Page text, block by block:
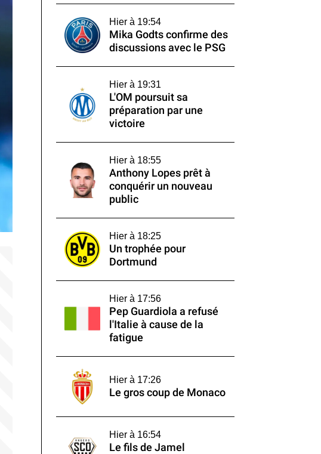
Hier à 19:54
Mika Godts confirme des
discussions avec le PSG
Hier à 19:31
L'OM poursuit sa
préparation par une
victoire
Hier à 18:55
Anthony Lopes prêt à
conquérir un nouveau
public
Hier à 18:25
Un trophée pour
Dortmund
Hier à 17:56
Pep Guardiola a refusé
l'Italie à cause de la
fatigue
Hier à 17:26
Le gros coup de Monaco
Hier à 16:54
Le fils de Jamel